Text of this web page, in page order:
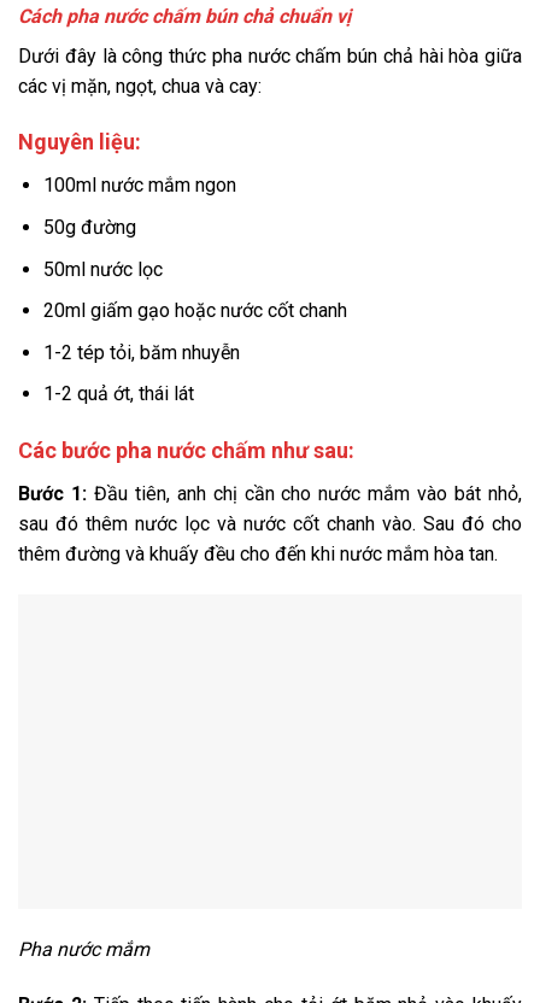
Cách pha nước chấm bún chả chuẩn vị
Dưới đây là công thức pha nước chấm bún chả hài hòa giữa
các vị mặn, ngọt, chua và cay:
Nguyên liệu:
100ml nước mắm ngon
50g đường
50ml nước lọc
20ml giấm gạo hoặc nước cốt chanh
1-2 tép tỏi, băm nhuyễn
1-2 quả ớt, thái lát
Các bước pha nước chấm như sau:
Bước 1:Đầu tiên, anh chị cần cho nước mắm vào bát nhỏ,
sau đó thêm nước lọc và nước cốt chanh vào. Sau đó cho
thêm đường và khuấy đều cho đến khi nước mắm hòa tan.
Pha nước mắm